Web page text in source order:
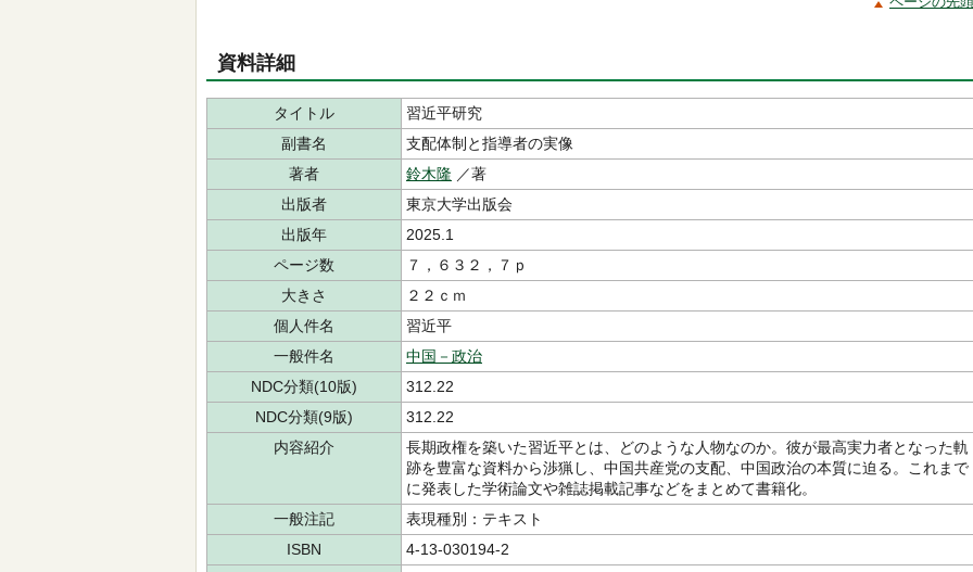
資料詳細
タイトル
習近平研究
副書名
支配体制と指導者の実像
著者
鈴木隆 ／著
出版者
東京大学出版会
出版年
2025.1
ページ数
７，６３２，７ｐ
大きさ
２２ｃｍ
個人件名
習近平
一般件名
中国－政治
NDC分類(10版)
312.22
NDC分類(9版)
312.22
内容紹介
長期政権を築いた習近平とは、どのような人物なのか。彼が最高実力者となった軌
跡を豊富な資料から渉猟し、中国共産党の支配、中国政治の本質に迫る。これまで
に発表した学術論文や雑誌掲載記事などをまとめて書籍化。
一般注記
表現種別：テキスト
ISBN
4-13-030194-2